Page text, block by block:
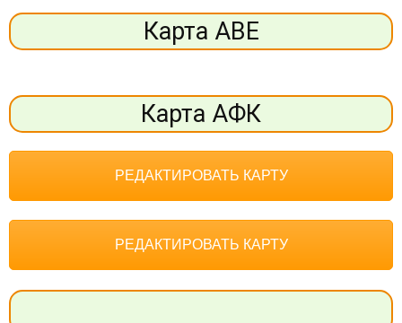
Карта АВЕ
Карта АФК
РЕДАКТИРОВАТЬ КАРТУ
РЕДАКТИРОВАТЬ КАРТУ